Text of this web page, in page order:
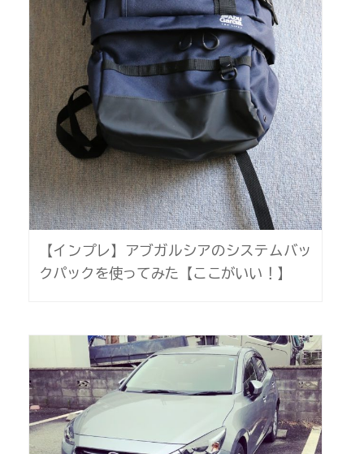
【インプレ】アブガルシアのシステムバッ
クパックを使ってみた【ここがいい！】